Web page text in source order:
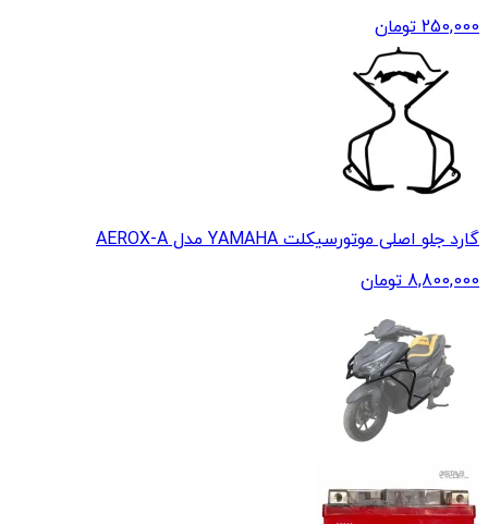
250,000 تومان
گارد جلو اصلی موتورسیکلت YAMAHA مدل AEROX-A
8,800,000 تومان